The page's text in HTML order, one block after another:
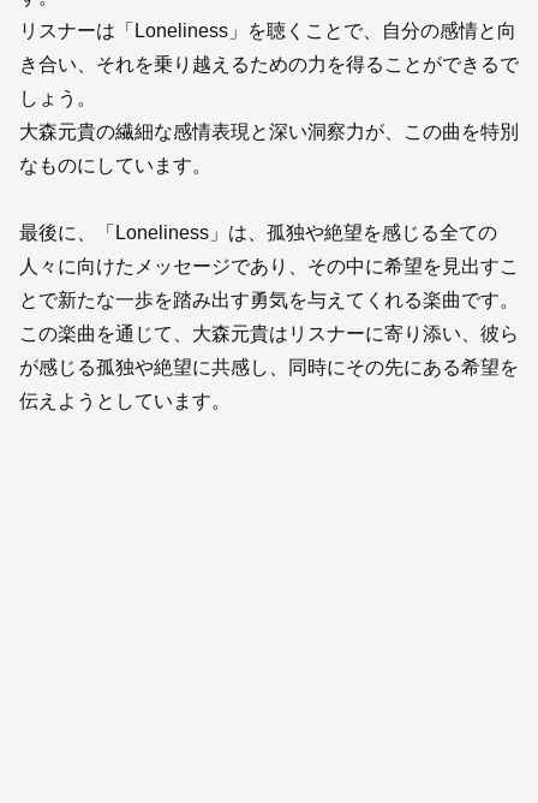
リスナーは「Loneliness」を聴くことで、自分の感情と向
き合い、それを乗り越えるための力を得ることができるで
しょう。
大森元貴の繊細な感情表現と深い洞察力が、この曲を特別
なものにしています。
最後に、「Loneliness」は、孤独や絶望を感じる全ての
人々に向けたメッセージであり、その中に希望を見出すこ
とで新たな一歩を踏み出す勇気を与えてくれる楽曲です。
この楽曲を通じて、大森元貴はリスナーに寄り添い、彼ら
が感じる孤独や絶望に共感し、同時にその先にある希望を
伝えようとしています。